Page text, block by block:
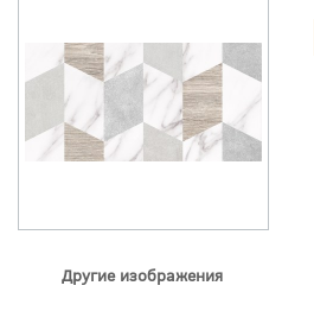
Другие изображения